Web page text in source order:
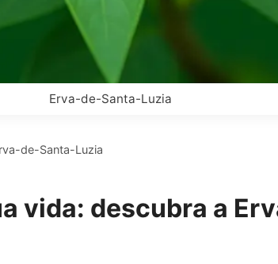
Erva-de-Santa-Luzia
de-Santa-Luzia
vida: descubra a